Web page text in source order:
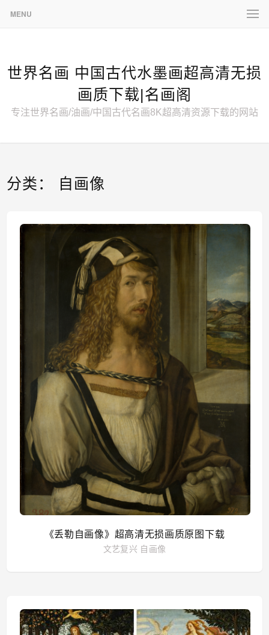
MENU
世界名画 中国古代水墨画超高清无损
画质下载|名画阁
专注世界名画/油画/中国古代名画8K超高清资源下载的网站
分类： 自画像
《丢勒自画像》超高清无损画质原图下载
文艺复兴 自画像